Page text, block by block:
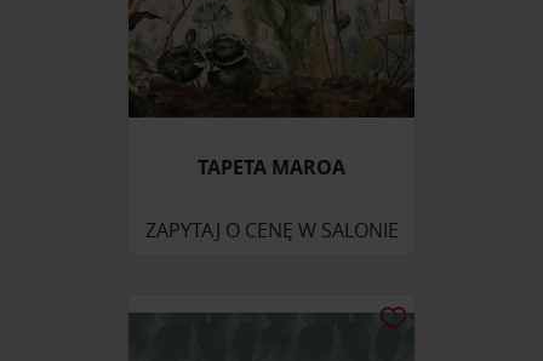
otrzymanymi od Ciebie lub uzyskanymi podczas
korzystania z ich usług.
TAPETA MAROA
ZAPYTAJ O CENĘ W SALONIE